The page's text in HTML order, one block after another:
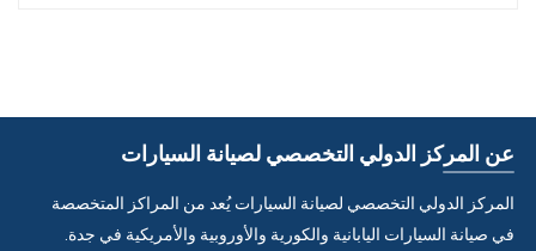
عن المركز الدولي التخصصي لصيانة السيارات
المركز الدولي التخصصي لصيانة السيارات يُعد من المراكز المتخصصة
في صيانة السيارات اليابانية والكورية والأوروبية والأمريكية في جدة.